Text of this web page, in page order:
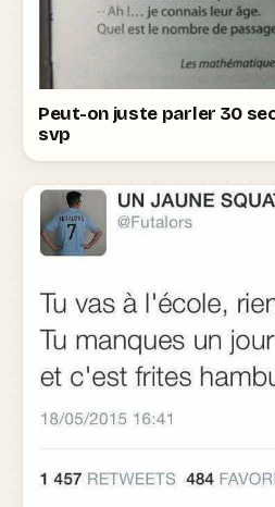
Peut-on juste parler 30
svp